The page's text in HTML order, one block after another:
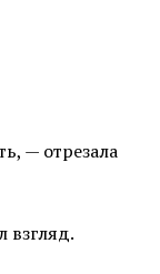
— отрезала
взгляд.